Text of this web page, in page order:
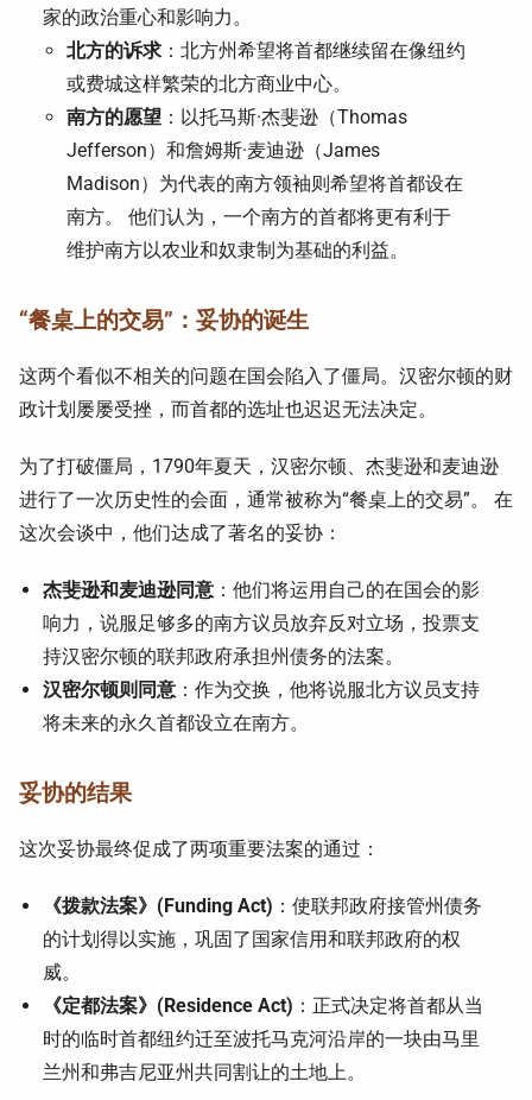
家的政治重心和影响力。
北方的诉求 ：北方州希望将首都继续留在像纽约
或费城这样繁荣的北方商业中心。
南方的愿望 ：以托马斯·杰斐逊（Thomas
Jefferson）和詹姆斯·麦迪逊（James
Madison）为代表的南方领袖则希望将首都设在
南方。 他们认为，一个南方的首都将更有利于
维护南方以农业和奴隶制为基础的利益。
“餐桌上的交易”：妥协的诞生
这两个看似不相关的问题在国会陷入了僵局。汉密尔顿的财
政计划屡屡受挫，而首都的选址也迟迟无法决定。
为了打破僵局，1790年夏天，汉密尔顿、杰斐逊和麦迪逊
进行了一次历史性的会面，通常被称为“餐桌上的交易”。 在
这次会谈中，他们达成了著名的妥协：
杰斐逊和麦迪逊同意 ：他们将运用自己的在国会的影
响力，说服足够多的南方议员放弃反对立场，投票支
持汉密尔顿的联邦政府承担州债务的法案。
汉密尔顿则同意 ：作为交换，他将说服北方议员支持
将未来的永久首都设立在南方。
妥协的结果
这次妥协最终促成了两项重要法案的通过：
《拨款法案》(Funding Act) ：使联邦政府接管州债务
的计划得以实施，巩固了国家信用和联邦政府的权
威。
《定都法案》(Residence Act) ：正式决定将首都从当
时的临时首都纽约迁至波托马克河沿岸的一块由马里
兰州和弗吉尼亚州共同割让的土地上。